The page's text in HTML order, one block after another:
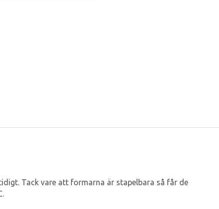
Tack vare att formarna är stapelbara så får de